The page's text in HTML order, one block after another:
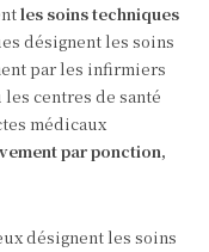
les soins techniques
désignent les soins
par les infirmiers
centres de santé
médicaux
par ponction,
désignent les soins